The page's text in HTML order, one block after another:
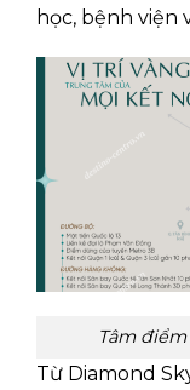
học, bệnh viện
Tâm
Từ Diamond